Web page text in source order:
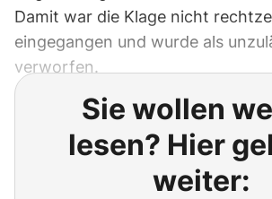
Damit war die Klage nicht
eingegangen und wurde als
verworfen.
Sie wollen
lesen? Hier
weiter: